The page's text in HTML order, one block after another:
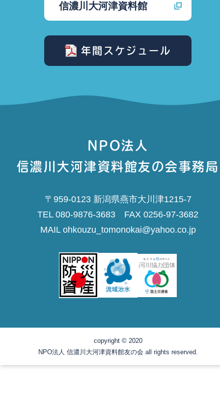
信濃川大河津資料館
年間スケジュール
NPO法人
信濃川大河津資料館友の会事務局
〒959-0123 新潟県燕市大川津1215-7
TEL 080-9876-3683 FAX 0256-97-3682
MAIL ohkouzu_tomonokai@yahoo.co.jp
copyright © 2020
NPO法人 信濃川大河津資料館友の会 all rights reserved.